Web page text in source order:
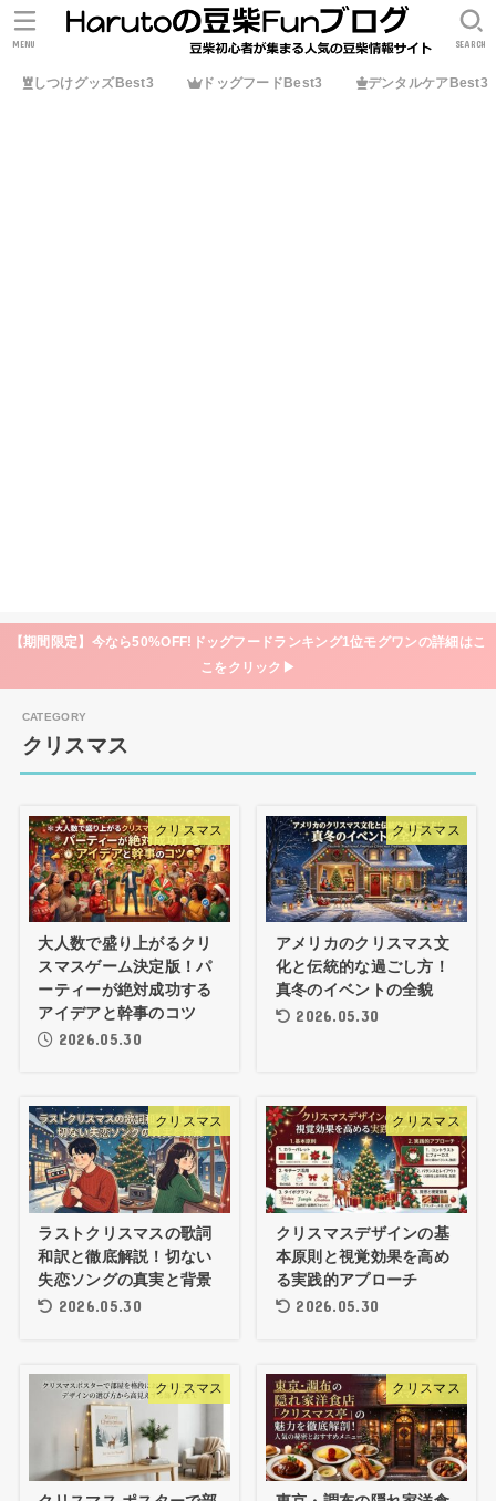
しつけグッズBest3 ドッグフードBest3 デンタルケアBest3
SEARCH
MENU
【期間限定】今なら50%OFF!ドッグフードランキング1位モグワンの詳細はこ
こをクリック▶
クリスマス
クリスマス
大人数で盛り上がるクリ
スマスゲーム決定版！パ
ーティーが絶対成功する
アイデアと幹事のコツ
2026.05.30
クリスマス
アメリカのクリスマス文
化と伝統的な過ごし方！
真冬のイベントの全貌
2026.05.30
クリスマス
ラストクリスマスの歌詞
和訳と徹底解説！切ない
失恋ソングの真実と背景
2026.05.30
クリスマス
クリスマスデザインの基
本原則と視覚効果を高め
る実践的アプローチ
2026.05.30
クリスマス クリスマス